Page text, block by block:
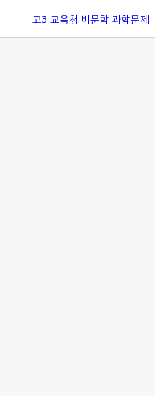
고3 교육청 비문학 과학문제